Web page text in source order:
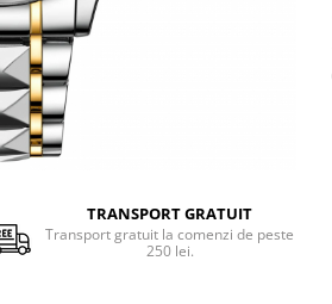
TRANSPORT GRATUIT
Transport gratuit la comenzi de peste
250 lei.